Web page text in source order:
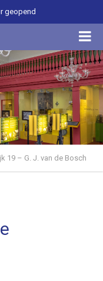
geopend
19 – G. J. van de Bosch